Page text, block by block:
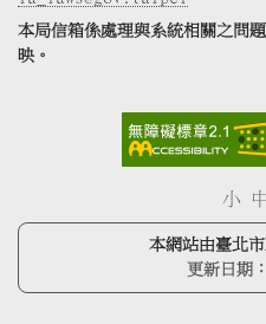
本局信箱係處理與系統相關之問
映。
小
本網站由臺北
更新日期：